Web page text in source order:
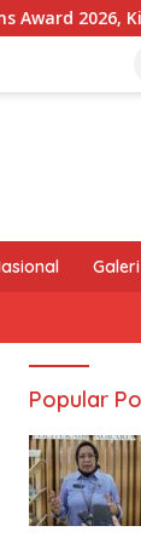
Kinerja
Galeri
Popular